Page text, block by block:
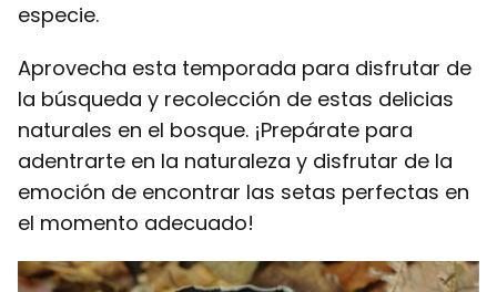
especie.
Aprovecha esta temporada para disfrutar de
la búsqueda y recolección de estas delicias
naturales en el bosque. ¡Prepárate para
adentrarte en la naturaleza y disfrutar de la
emoción de encontrar las setas perfectas en
el momento adecuado!